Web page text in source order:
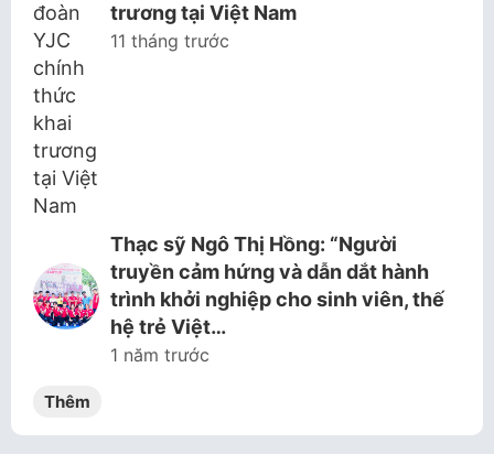
trương tại Việt Nam
11 tháng trước
Thạc sỹ Ngô Thị Hồng: “Người
truyền cảm hứng và dẫn dắt hành
trình khởi nghiệp cho sinh viên, thế
hệ trẻ Việt…
1 năm trước
Thêm